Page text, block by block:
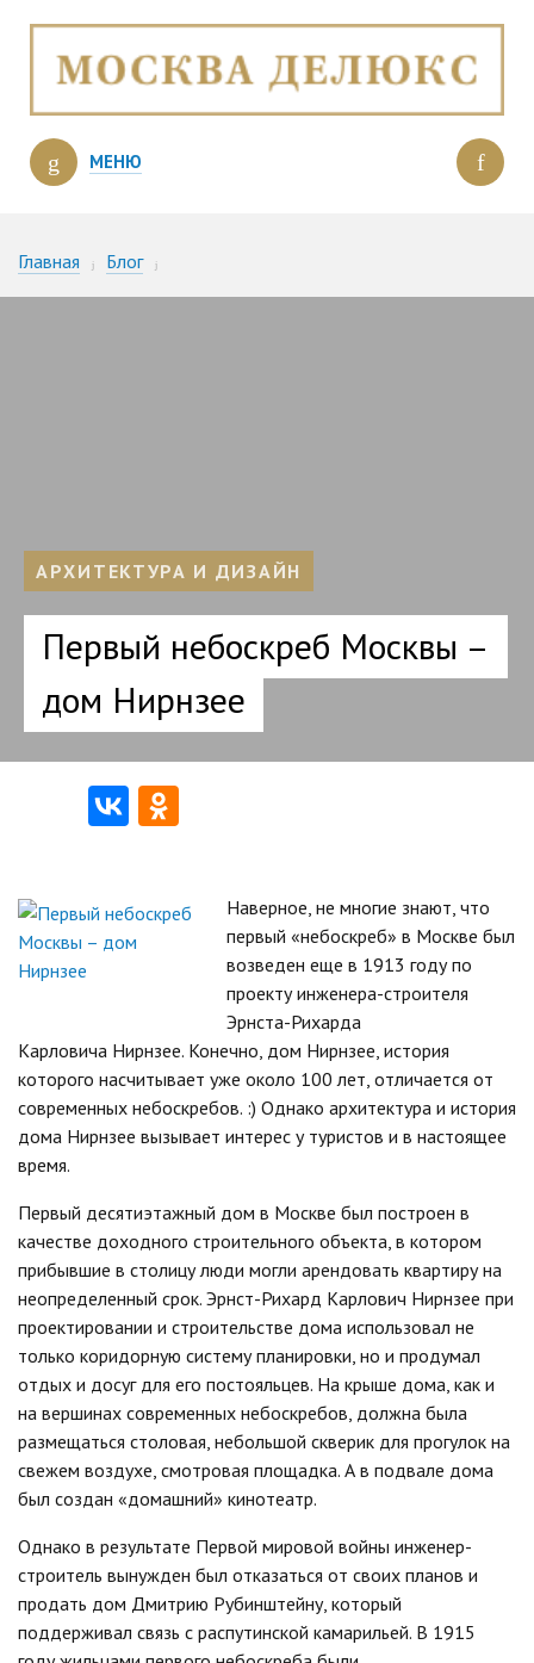
МЕНЮ
Главная Блог
АРХИТЕКТУРА И ДИЗАЙН
Первый небоскреб Москвы –
дом Нирнзее
Наверное, не многие знают, что
первый «небоскреб» в Москве был
возведен еще в 1913 году по
проекту инженера-строителя
Эрнста-Рихарда
Карловича Нирнзее. Конечно, дом Нирнзее, история
которого насчитывает уже около 100 лет, отличается от
современных небоскребов. :) Однако архитектура и история
дома Нирнзее вызывает интерес у туристов и в настоящее
время.
Первый десятиэтажный дом в Москве был построен в
качестве доходного строительного объекта, в котором
прибывшие в столицу люди могли арендовать квартиру на
неопределенный срок. Эрнст-Рихард Карлович Нирнзее при
проектировании и строительстве дома использовал не
только коридорную систему планировки, но и продумал
отдых и досуг для его постояльцев. На крыше дома, как и
на вершинах современных небоскребов, должна была
размещаться столовая, небольшой скверик для прогулок на
свежем воздухе, смотровая площадка. А в подвале дома
был создан «домашний» кинотеатр.
Однако в результате Первой мировой войны инженер-
строитель вынужден был отказаться от своих планов и
продать дом Дмитрию Рубинштейну, который
поддерживал связь с распутинской камарильей. В 1915